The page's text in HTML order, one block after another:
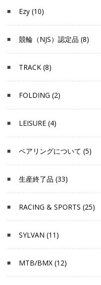
Ezy (10)
競輪（NJS）認定品 (8)
TRACK (8)
FOLDING (2)
LEISURE (4)
ベアリングについて (5)
生産終了品 (33)
RACING & SPORTS (25)
SYLVAN (11)
MTB/BMX (12)